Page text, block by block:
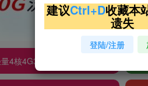
4核4G3M服务器38元/年
建议Ctrl+D收藏本
遗失
登陆/注册